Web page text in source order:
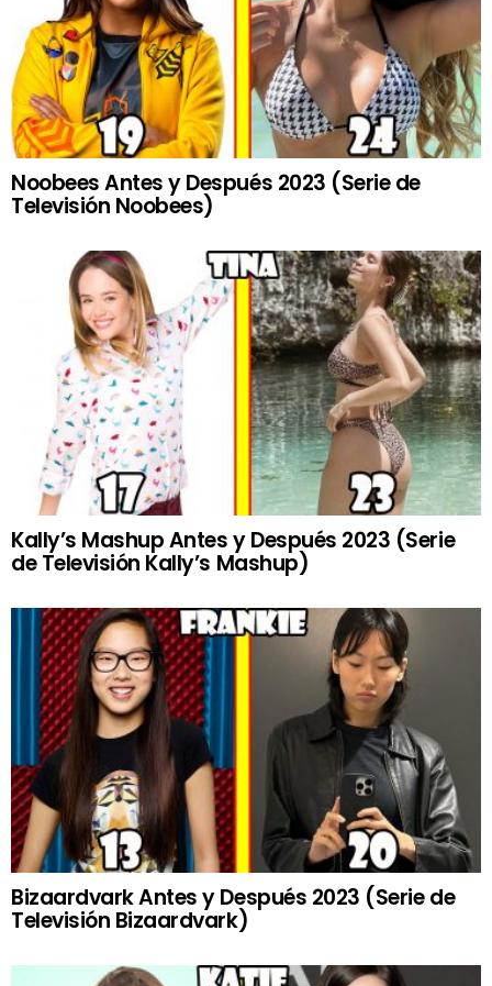
Noobees Antes y Después 2023 (Serie de
Televisión Noobees)
Kally’s Mashup Antes y Después 2023 (Serie
de Televisión Kally’s Mashup)
Bizaardvark Antes y Después 2023 (Serie de
Televisión Bizaardvark)